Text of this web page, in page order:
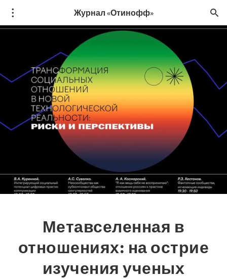
Журнал «Отинофф»
Метавселенная в
отношениях: на острие
изучения ученых